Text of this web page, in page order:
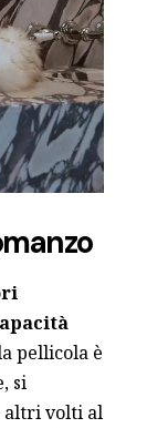
pellicola è
si
altri volti al